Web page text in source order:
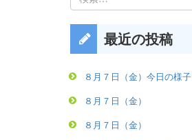
索:
最近の投稿
８月７日（金）今日の様子
８月７日（金）
８月７日（金）